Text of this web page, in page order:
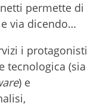
permette di
via dicendo…
i protagonisti
tecnologica (sia
) e